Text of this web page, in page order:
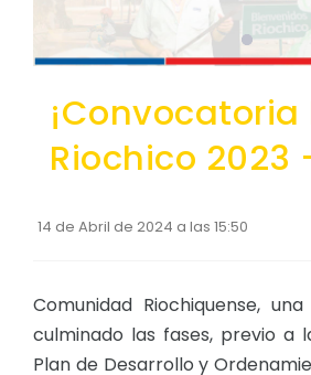
Convocatorias
GESTIÓN ADMINISTRATIVA
Plan de desarrollo y
Plan Anual Contratación -
Convenios Institucionales
Cédulas presupuestarias y
Procesos de contratación
¡Convocatoria
Riochico 2023
14 de Abril de 2024 a las 15:50
Comunidad Riochiquense,
culminado las fases, previo a
Plan de Desarrollo y